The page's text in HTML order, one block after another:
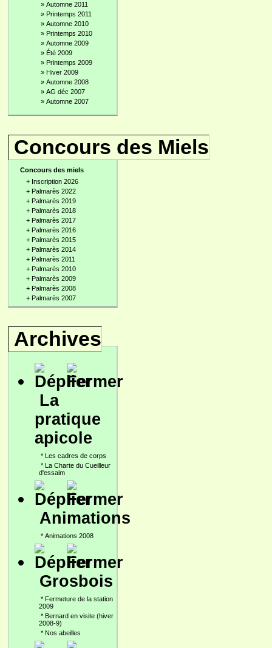
» Automne 2011
» Printemps 2011
» Automne 2010
» Printemps 2010
» Automne 2009
» Été 2009
» Printemps 2009
» Hiver 2009
» Automne 2008
» AG déc 2007
» Automne 2007
Concours des Miels
Concours des miels
+ Inscription 2026
+ Palmarès 2022
+ Palmarès 2019
+ Palmarès 2018
+ Palmarès 2017
+ Palmarès 2016
+ Palmarès 2015
+ Palmarès 2014
+ Palmarès 2011
+ Palmarès 2010
+ Palmarès 2009
+ Palmarès 2008
+ Palmarès 2007
Archives
La
pratique
apicole
* Les cadres de corps
* La Charte du Cueilleur
d'essaim
Animations
* Animations 2008
Grosbois
* Fermeture de la station
2009
* Bernard en visite (hiver
2008-9)
* Nos abeilles